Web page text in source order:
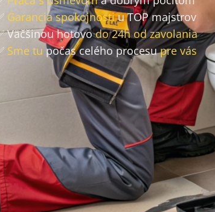
Garancia spokojnostiu TOP majstrov
Väčšinou hotovodo 24h od zavolania
Sme tu počas celého procesupre vás